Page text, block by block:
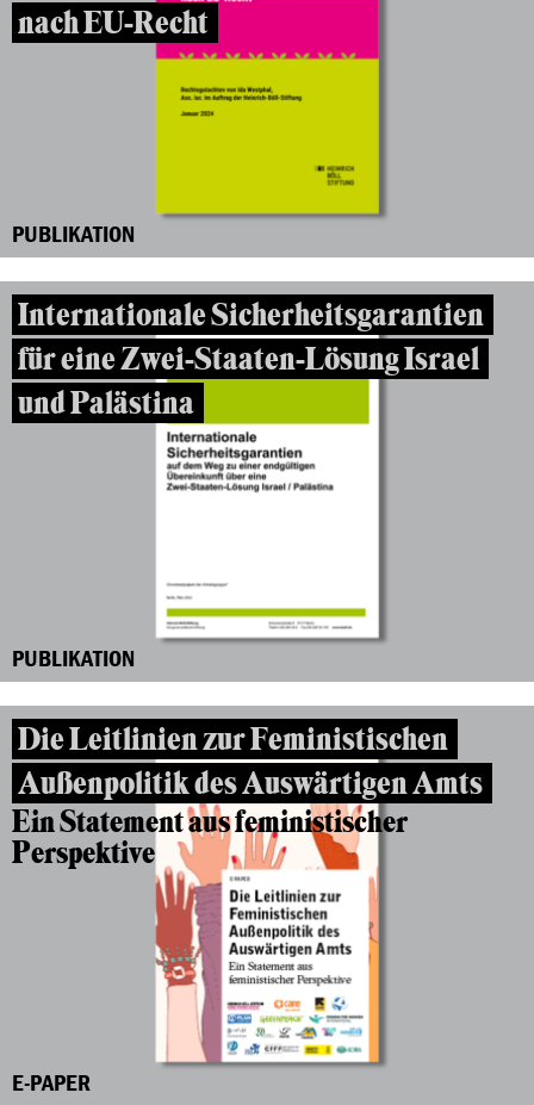
nach EU-Recht
PUBLIKATION
Internationale Sicherheitsgarantien
für eine Zwei-Staaten-Lösung Israel
und Palästina
PUBLIKATION
Die Leitlinien zur Feministischen
Außenpolitik des Auswärtigen Amts
Ein Statement aus feministischer
Perspektive
E-PAPER